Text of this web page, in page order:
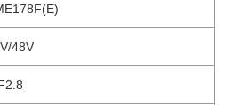
48V